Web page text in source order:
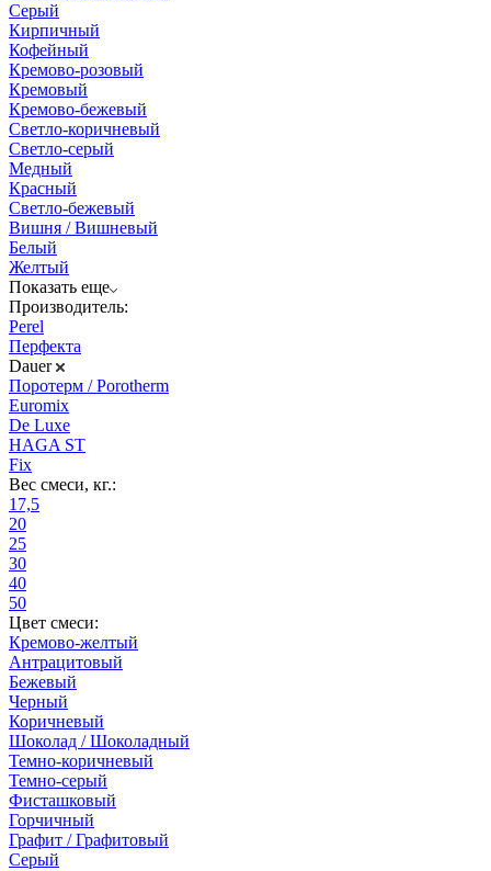
Серый
Кирпичный
Кофейный
Кремово-розовый
Кремовый
Кремово-бежевый
Светло-коричневый
Светло-серый
Медный
Красный
Светло-бежевый
Вишня / Вишневый
Белый
Желтый
Показать еще
Производитель:
Perel
Перфекта
Dauer
Поротерм / Porotherm
Euromix
De Luxe
HAGA ST
Fix
Вес смеси, кг.:
17,5
20
25
30
40
50
Цвет смеси:
Кремово-желтый
Антрацитовый
Бежевый
Черный
Коричневый
Шоколад / Шоколадный
Темно-коричневый
Темно-серый
Фисташковый
Горчичный
Графит / Графитовый
Серый